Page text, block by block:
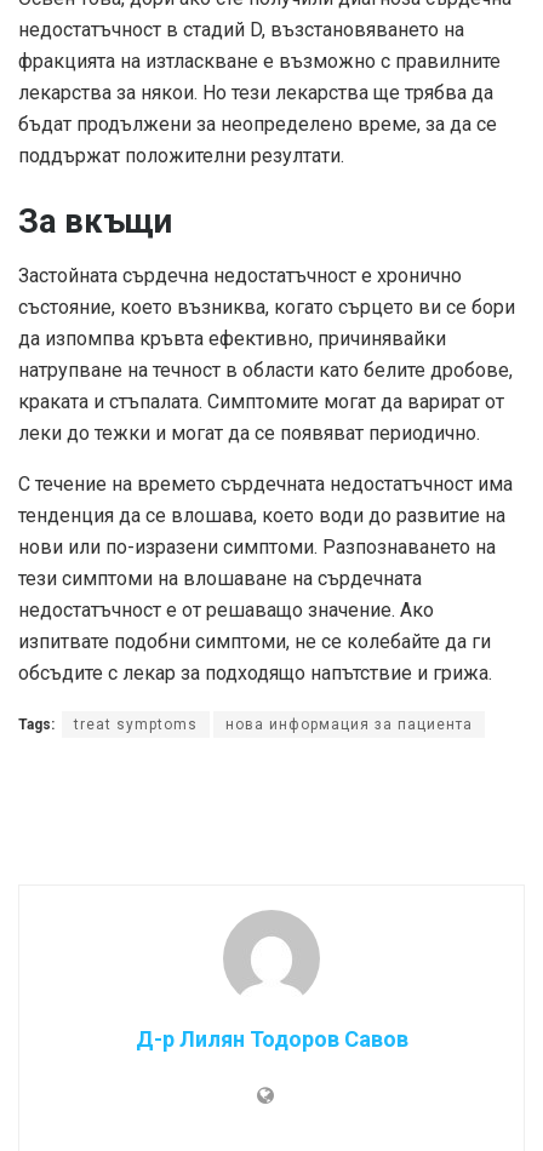
недостатъчност в стадий D, възстановяването на
фракцията на изтласкване е възможно с правилните
лекарства за някои. Но тези лекарства ще трябва да
бъдат продължени за неопределено време, за да се
поддържат положителни резултати.
За вкъщи
Застойната сърдечна недостатъчност е хронично
състояние, което възниква, когато сърцето ви се бори
да изпомпва кръвта ефективно, причинявайки
натрупване на течност в области като белите дробове,
краката и стъпалата. Симптомите могат да варират от
леки до тежки и могат да се появяват периодично.
С течение на времето сърдечната недостатъчност има
тенденция да се влошава, което води до развитие на
нови или по-изразени симптоми. Разпознаването на
тези симптоми на влошаване на сърдечната
недостатъчност е от решаващо значение. Ако
изпитвате подобни симптоми, не се колебайте да ги
обсъдите с лекар за подходящо напътствие и грижа.
Tags: treat symptoms нова информация за пациента
Д-р Лилян Тодоров Савов